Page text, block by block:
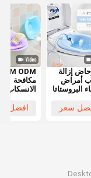
إزالة
أمراض
البروستاتا
سيتز
يوني البخار
سعر
ODM
مكافحة
الانسكاب
المهبلية
افضل